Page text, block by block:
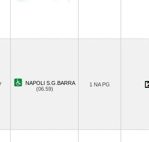
NAPOLI S.G.BARRA
(06.59)
1 NA PG